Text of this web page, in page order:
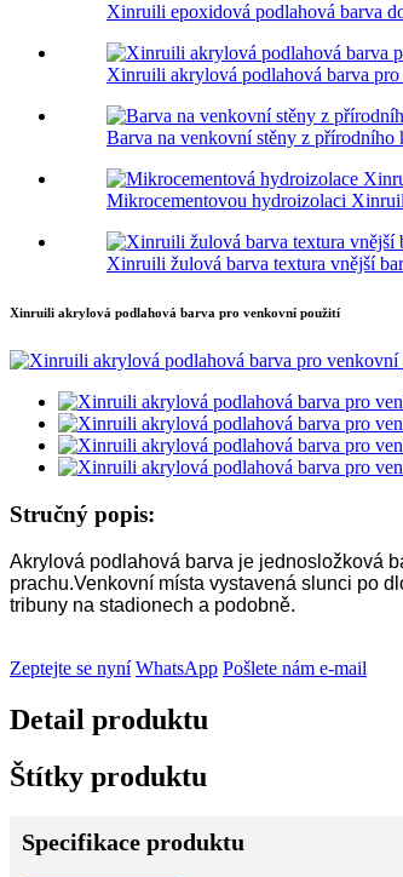
Xinruili epoxidová podlahová barva
Xinruili akrylová podlahová barva
Barva na venkovní stěny z
Mikrocementovou hydroizolaci
Xinruili žulová barva textura vnější
Xinruili akrylová podlahová barva pro venkovní použití
Stručný popis:
Akrylová podlahová barva je jednosložková
prachu.Venkovní místa vystavená slunci po
tribuny na stadionech a podobně.
Zeptejte se nyní WhatsApp Pošlete nám e-mail
Detail produktu
Štítky produktu
Specifikace produktu